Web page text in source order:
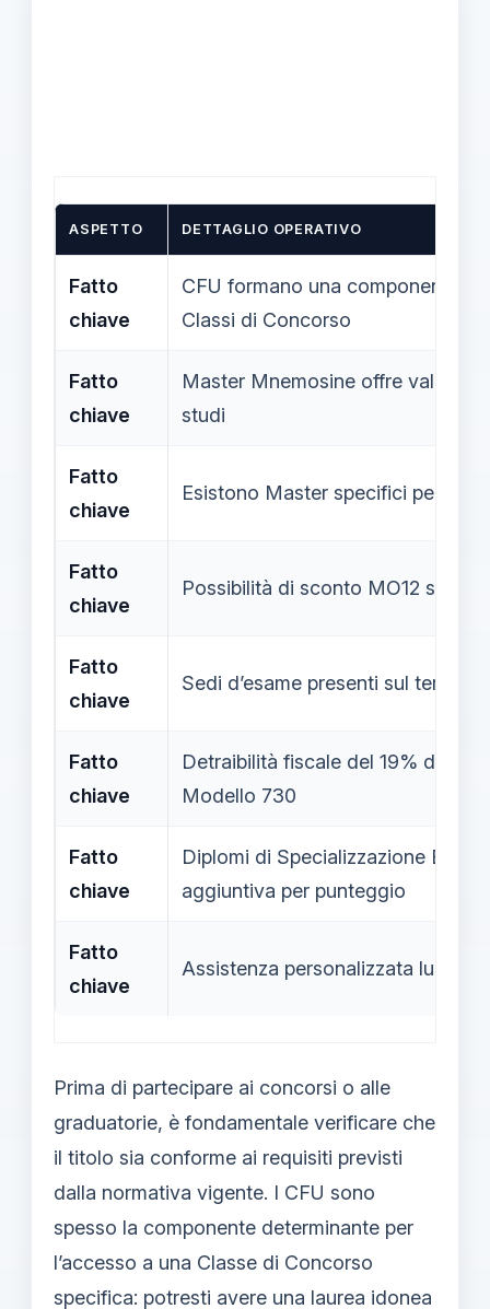
ASPETTO DETTAGLIO OPERATIVO
Fatto
chiave
CFU formano una componente
Classi di Concorso
Fatto
chiave
Master Mnemosine offre
studi
Fatto
chiave
Esistono Master specifici per
Fatto
chiave
Possibilità di sconto MO12 su
Fatto
chiave
Sedi d’esame presenti sul
Fatto
chiave
Detraibilità fiscale del 19% delle
Modello 730
Fatto
chiave
Diplomi di Specializzazione
aggiuntiva per punteggio
Fatto
chiave
Assistenza personalizzata lungo
Prima di partecipare ai concorsi o alle
graduatorie, è fondamentale verificare che
il titolo sia conforme ai requisiti previsti
dalla normativa vigente. I CFU sono
spesso la componente determinante per
l’accesso a una Classe di Concorso
specifica: potresti avere una laurea idonea